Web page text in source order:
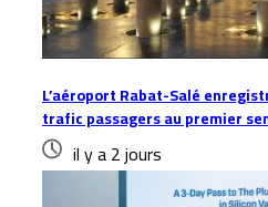
L’aéroport Rabat-Salé
trafic passagers au premier
il y a 2 jours